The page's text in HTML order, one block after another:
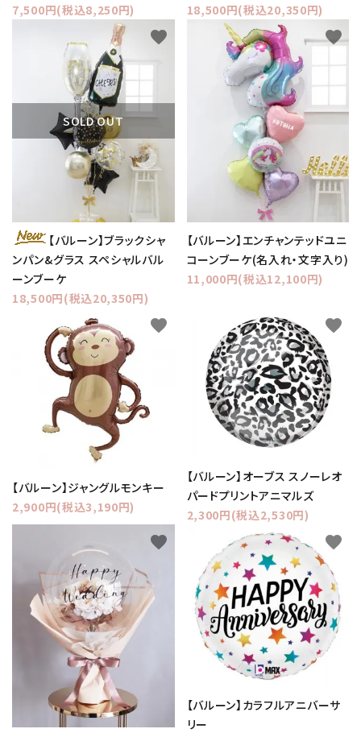
7,500円(税込8,250円)
18,500円(税込20,350円)
SOLD OUT
【バルーン】ブラックシャ
ンパン&グラス スペシャルバル
ーンブーケ
18,500円(税込20,350円)
favorite
【バルーン】エンチャンテッドユニ
コーンブーケ(名入れ・文字入り)
11,000円(税込12,100円)
favorite
【バルーン】ジャングルモンキー
2,900円(税込3,190円)
favorite
【バルーン】オーブス スノーレオ
パードプリントアニマルズ
2,300円(税込2,530円)
favorite
favorite
【バルーン】カラフルアニバーサ
リー
favorite